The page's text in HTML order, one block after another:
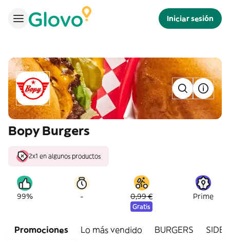
Iniciar sesión
Bopy Burgers
2x1 en algunos productos
99% - 0,99 €
Gratis
Prime
Promociones Lo más vendido BURGERS SIDES